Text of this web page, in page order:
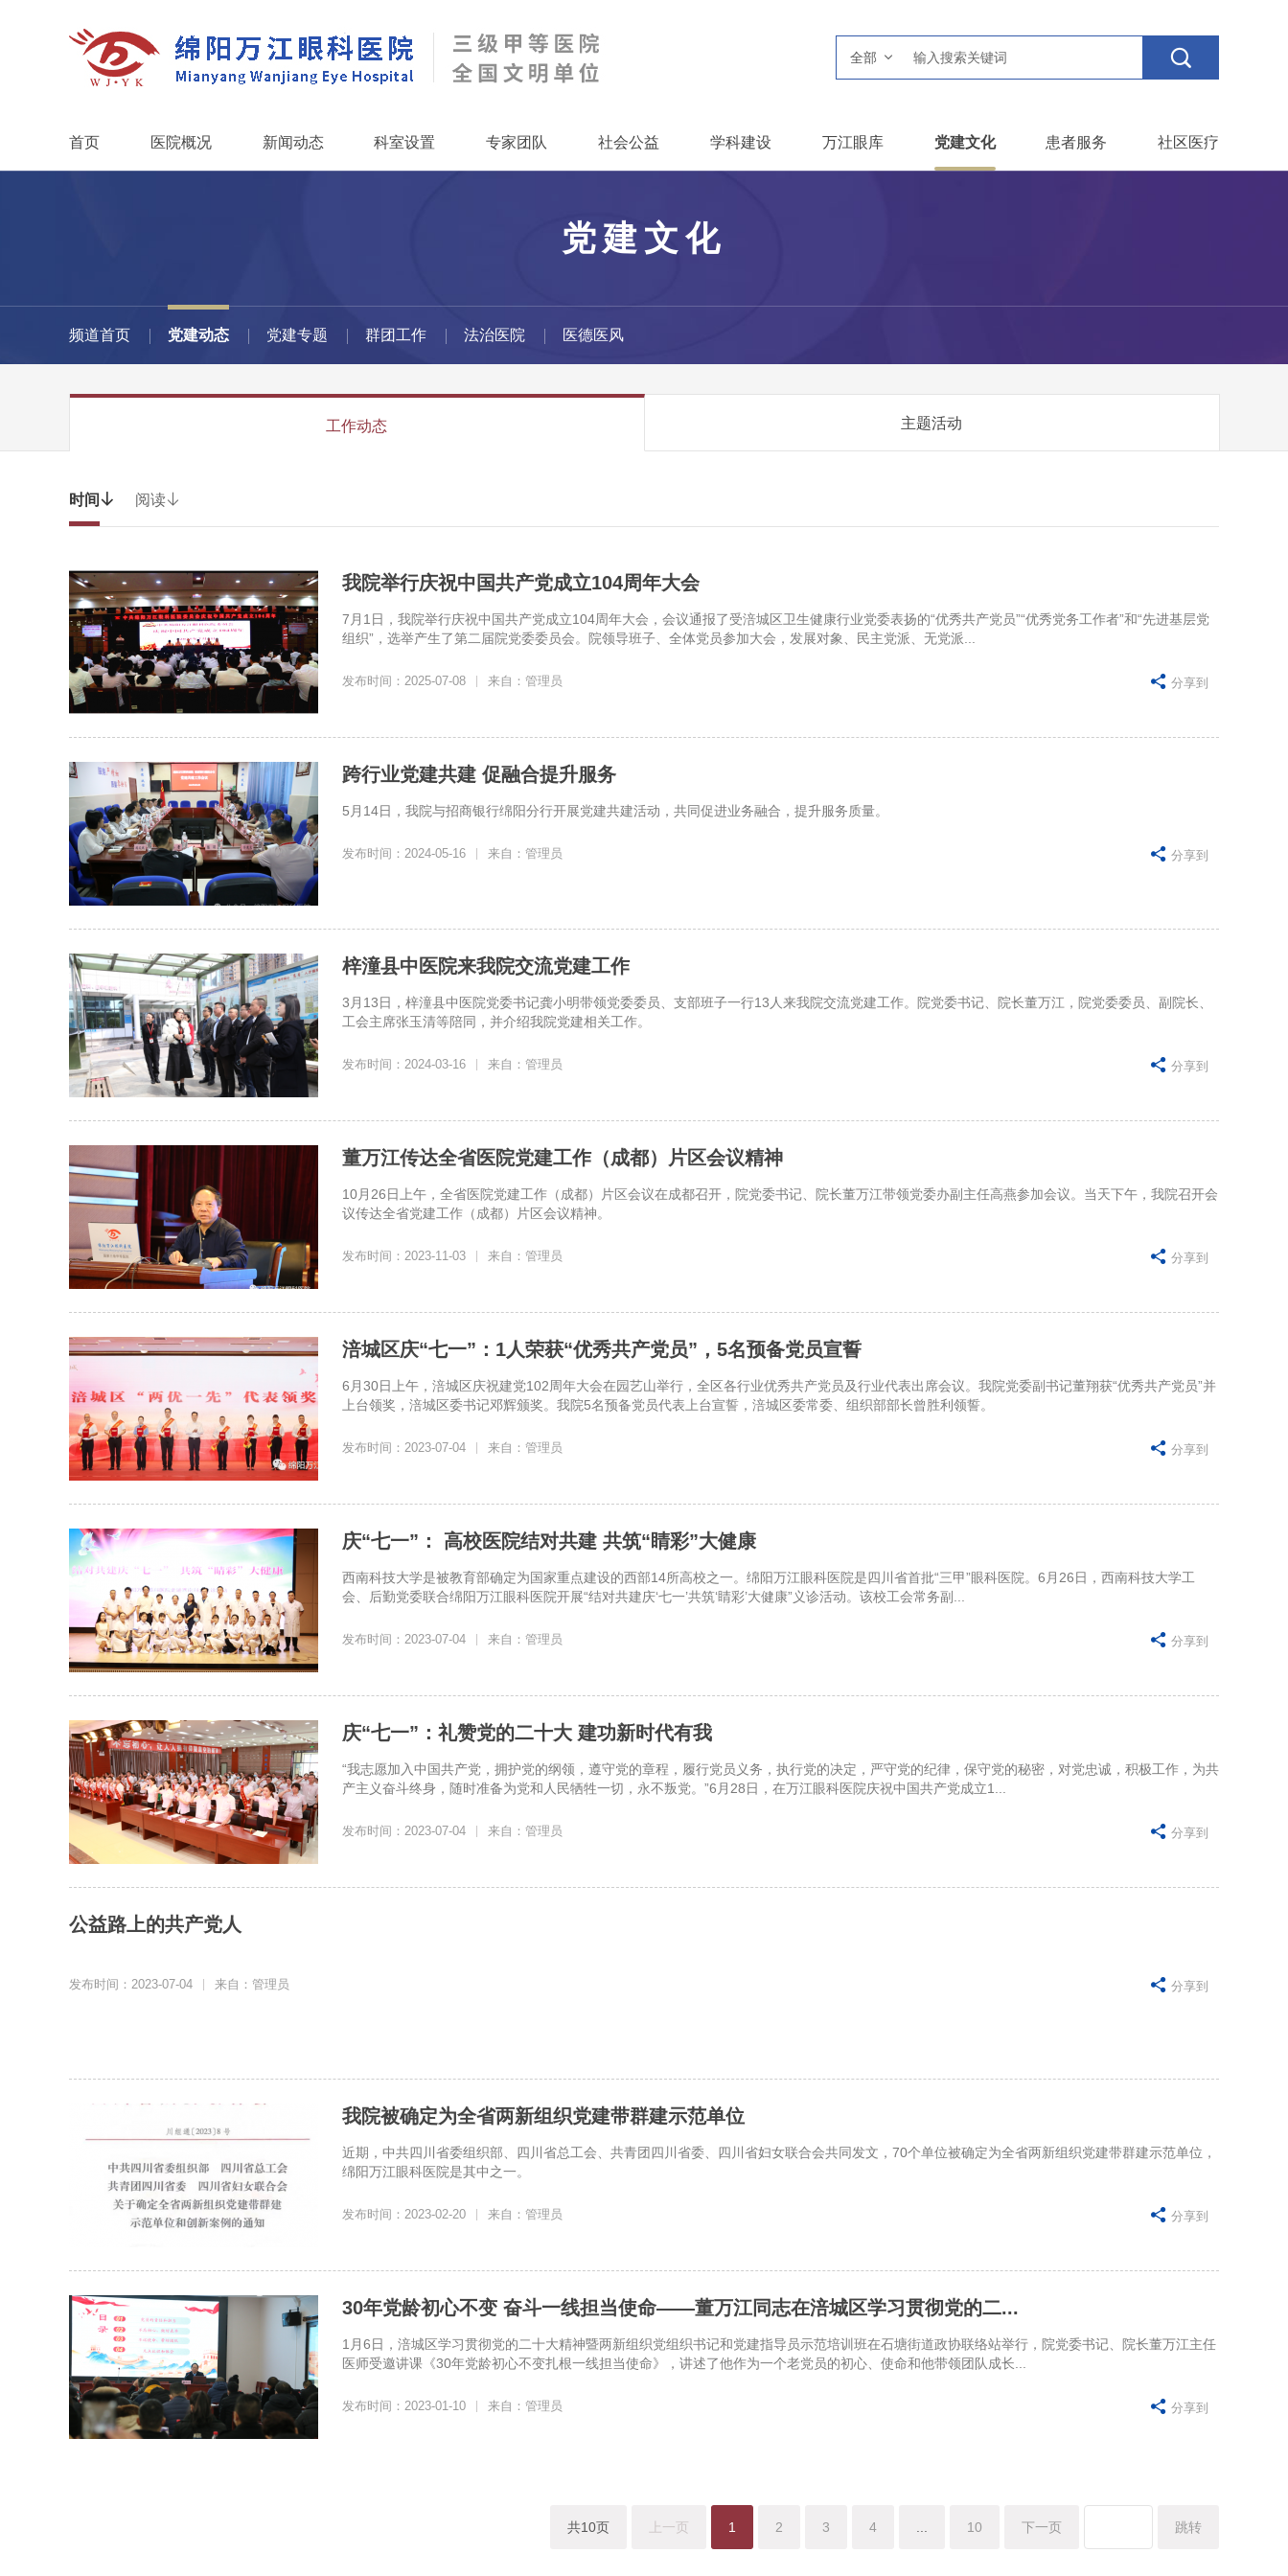
全部 
首页 医院概况 新闻动态 科室设置 专家团队 社会公益 学科建设 万江眼库 党建文化 患者服务 社区医疗
党建文化
频道首页 党建动态 党建专题 群团工作 法治医院 医德医风
工作动态 主题活动
时间 阅读
我院举行庆祝中国共产党成立104周年大会
7月1日，我院举行庆祝中国共产党成立104周年大会，会议通报了受涪城区卫生健康行业党委表扬的“优秀共产党员”“优秀党务工作者”和“先进基层党
组织”，选举产生了第二届院党委委员会。院领导班子、全体党员参加大会，发展对象、民主党派、无党派...
发布时间：2025-07-08 来自：管理员  分享到
跨行业党建共建 促融合提升服务
5月14日，我院与招商银行绵阳分行开展党建共建活动，共同促进业务融合，提升服务质量。
发布时间：2024-05-16 来自：管理员  分享到
梓潼县中医院来我院交流党建工作
3月13日，梓潼县中医院党委书记龚小明带领党委委员、支部班子一行13人来我院交流党建工作。院党委书记、院长董万江，院党委委员、副院长、
工会主席张玉清等陪同，并介绍我院党建相关工作。
发布时间：2024-03-16 来自：管理员  分享到
董万江传达全省医院党建工作（成都）片区会议精神
10月26日上午，全省医院党建工作（成都）片区会议在成都召开，院党委书记、院长董万江带领党委办副主任高燕参加会议。当天下午，我院召开会
议传达全省党建工作（成都）片区会议精神。
发布时间：2023-11-03 来自：管理员  分享到
涪城区庆“七一”：1人荣获“优秀共产党员”，5名预备党员宣誓
6月30日上午，涪城区庆祝建党102周年大会在园艺山举行，全区各行业优秀共产党员及行业代表出席会议。我院党委副书记董翔获“优秀共产党员”并
上台领奖，涪城区委书记邓辉颁奖。我院5名预备党员代表上台宣誓，涪城区委常委、组织部部长曾胜利领誓。
发布时间：2023-07-04 来自：管理员  分享到
庆“七一”： 高校医院结对共建 共筑“睛彩”大健康
西南科技大学是被教育部确定为国家重点建设的西部14所高校之一。绵阳万江眼科医院是四川省首批“三甲”眼科医院。6月26日，西南科技大学工
会、后勤党委联合绵阳万江眼科医院开展“结对共建庆‘七一’共筑‘睛彩’大健康”义诊活动。该校工会常务副...
发布时间：2023-07-04 来自：管理员  分享到
庆“七一”：礼赞党的二十大 建功新时代有我
“我志愿加入中国共产党，拥护党的纲领，遵守党的章程，履行党员义务，执行党的决定，严守党的纪律，保守党的秘密，对党忠诚，积极工作，为共
产主义奋斗终身，随时准备为党和人民牺牲一切，永不叛党。”6月28日，在万江眼科医院庆祝中国共产党成立1...
发布时间：2023-07-04 来自：管理员  分享到
公益路上的共产党人
发布时间：2023-07-04 来自：管理员  分享到
我院被确定为全省两新组织党建带群建示范单位
近期，中共四川省委组织部、四川省总工会、共青团四川省委、四川省妇女联合会共同发文，70个单位被确定为全省两新组织党建带群建示范单位，
绵阳万江眼科医院是其中之一。
发布时间：2023-02-20 来自：管理员  分享到
30年党龄初心不变 奋斗一线担当使命——董万江同志在涪城区学习贯彻党的二...
1月6日，涪城区学习贯彻党的二十大精神暨两新组织党组织书记和党建指导员示范培训班在石塘街道政协联络站举行，院党委书记、院长董万江主任
医师受邀讲课《30年党龄初心不变扎根一线担当使命》，讲述了他作为一个老党员的初心、使命和他带领团队成长...
发布时间：2023-01-10 来自：管理员  分享到
共10页 上一页 1 2 3 4 10 下一页 跳转